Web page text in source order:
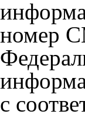
номер
с